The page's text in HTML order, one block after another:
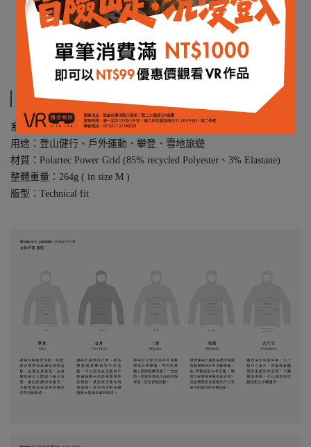
規格說明
系列：falketind｜All season, any weather
用途：登山健行、戶外運動、攀登、雪地旅遊
材質：Polartec Power Grid (85% recycled Polyester、3% Elastane)
整體重量：264g ( in size M )
版型：Technical fit